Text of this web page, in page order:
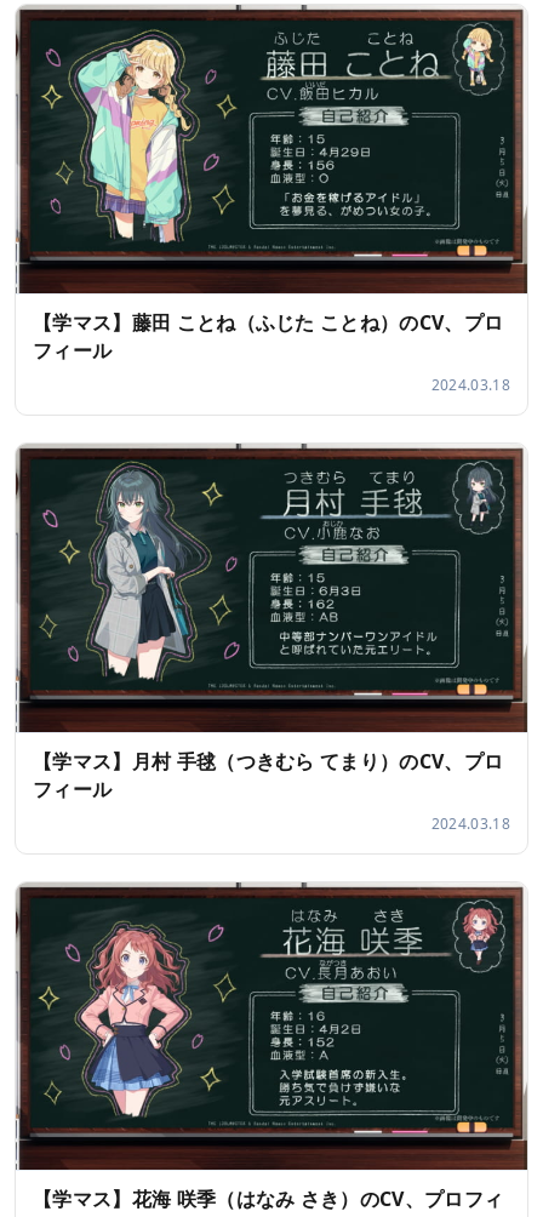
【学マス】藤田 ことね（ふじた ことね）のCV、プロ
フィール
2024.03.18
【学マス】月村 手毬（つきむら てまり）のCV、プロ
フィール
2024.03.18
【学マス】花海 咲季（はなみ さき）のCV、プロフィ